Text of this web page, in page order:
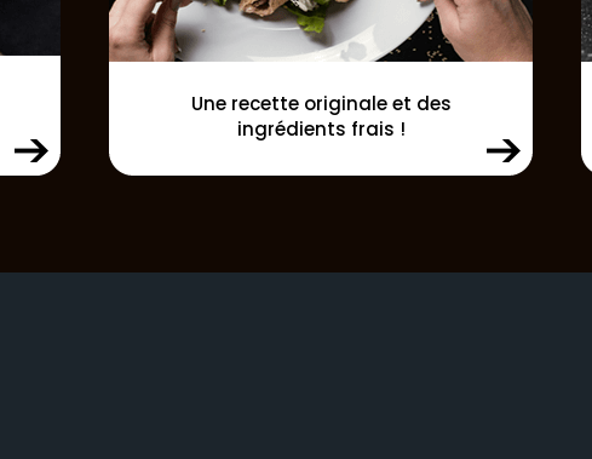
Une recette originale et des
ingrédients frais !